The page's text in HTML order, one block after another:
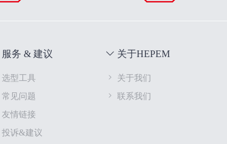
服务 & 建议
选型工具
常见问题
友情链接
投诉&建议
关于HEPEM
关于我们
联系我们